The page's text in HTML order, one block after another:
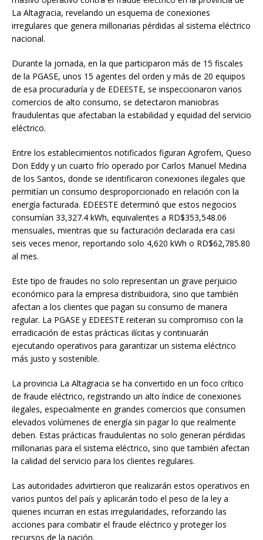
La Altagracia, revelando un esquema de conexiones
irregulares que genera millonarias pérdidas al sistema eléctrico
nacional.
Durante la jornada, en la que participaron más de 15 fiscales
de la PGASE, unos 15 agentes del orden y más de 20 equipos
de esa procuraduría y de EDEESTE, se inspeccionaron varios
comercios de alto consumo, se detectaron maniobras
fraudulentas que afectaban la estabilidad y equidad del servicio
eléctrico.
Entre los establecimientos notificados figuran Agrofem, Queso
Don Eddy y un cuarto frío operado por Carlos Manuel Medina
de los Santos, donde se identificaron conexiones ilegales que
permitían un consumo desproporcionado en relación con la
energía facturada. EDEESTE determinó que estos negocios
consumían 33,327.4 kWh, equivalentes a RD$353,548.06
mensuales, mientras que su facturación declarada era casi
seis veces menor, reportando solo 4,620 kWh o RD$62,785.80
al mes.
Este tipo de fraudes no solo representan un grave perjuicio
económico para la empresa distribuidora, sino que también
afectan a los clientes que pagan su consumo de manera
regular. La PGASE y EDEESTE reiteran su compromiso con la
erradicación de estas prácticas ilícitas y continuarán
ejecutando operativos para garantizar un sistema eléctrico
más justo y sostenible.
La provincia La Altagracia se ha convertido en un foco crítico
de fraude eléctrico, registrando un alto índice de conexiones
ilegales, especialmente en grandes comercios que consumen
elevados volúmenes de energía sin pagar lo que realmente
deben. Estas prácticas fraudulentas no solo generan pérdidas
millonarias para el sistema eléctrico, sino que también afectan
la calidad del servicio para los clientes regulares.
Las autoridades advirtieron que realizarán estos operativos en
varios puntos del país y aplicarán todo el peso de la ley a
quienes incurran en estas irregularidades, reforzando las
acciones para combatir el fraude eléctrico y proteger los
recursos de la nación.